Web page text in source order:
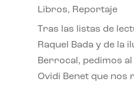
Libros, Reportaje
Tras las listas de
Raquel Bada y de la
Berrocal, pedimos
Ovidi Benet que nos